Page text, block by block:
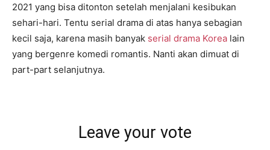
2021 yang bisa ditonton setelah menjalani kesibukan
sehari-hari. Tentu serial drama di atas hanya sebagian
kecil saja, karena masih banyak serial drama Korea lain
yang bergenre komedi romantis. Nanti akan dimuat di
part-part selanjutnya.
Leave your vote